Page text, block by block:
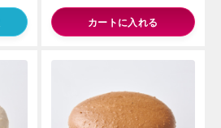
カートに入れる